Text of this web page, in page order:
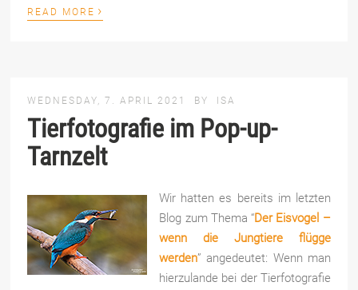
READ MORE ›
WEDNESDAY, 7. APRIL 2021 BY ISA
Tierfotografie im Pop-up-
Tarnzelt
Wir hatten es bereits im letzten
Blog zum Thema “Der Eisvogel –
wenn die Jungtiere flügge
werden” angedeutet: Wenn man
hierzulande bei der Tierfotografie